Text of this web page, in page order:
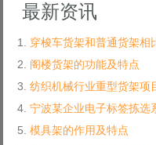
最新资讯
穿梭车货架和普通货架相
阁楼货架的功能及特点
纺织机械行业重型货架项
宁波某企业电子标签拣选
模具架的作用及特点